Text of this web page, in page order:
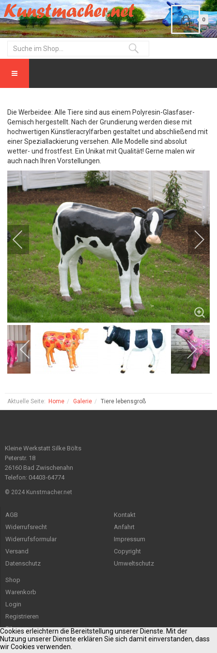
0
Die Werbeidee: Alle Tiere sind aus einem Polyresin-Glasfaser-
Gemisch hergestellt. Nach der Grundierung werden diese mit
hochwertigen Künstleracrylfarben gestaltet und abschließend mit
einer Speziallackierung versehen. Alle Modelle sind absolut
wetter- und frostfest. Ein Unikat mit Qualität! Gerne malen wir
auch nach Ihren Vorstellungen.
Aktuelle Seite: Home Galerie Tiere lebensgroß
Kleine Werkstatt Silke Bölts
Peterstr. 18
26160 Bad Zwischenahn
Telefon: 04403-64774
© 2024 Kunstmacher.net
AGB
Widerrufsrecht
Widerrufsformular
Versand
Datenschutz
Kontakt
Anfahrt
Impressum
Copyright
Umweltschutz
Shop
Warenkorb
Login
Registrieren
Sitemap
Cookies erleichtern die Bereitstellung unserer Dienste. Mit der
Nutzung unserer Dienste erklären Sie sich damit einverstanden, dass
wir Cookies verwenden.